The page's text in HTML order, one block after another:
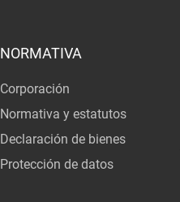
NORMATIVA
Corporación
Normativa y estatutos
Declaración de bienes
Protección de datos